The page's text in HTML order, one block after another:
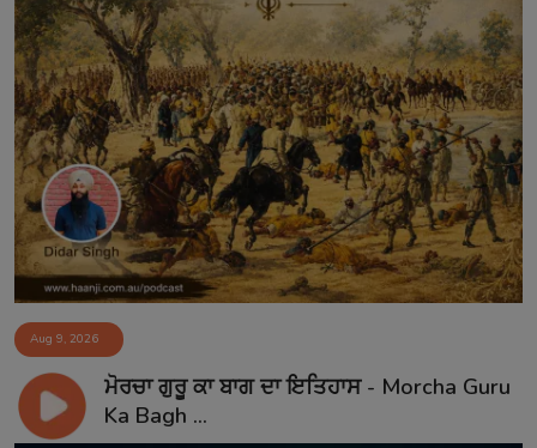
Aug 9, 2026
ਮੋਰਚਾ ਗੁਰੂ ਕਾ ਬਾਗ ਦਾ ਇਤਿਹਾਸ - Morcha Guru
Ka Bagh ...